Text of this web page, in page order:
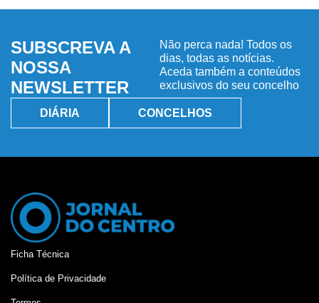
SUBSCREVA A
NOSSA
NEWSLETTER
Não perca nada! Todos os
dias, todas as notícias.
Aceda também a conteúdos
exclusivos do seu concelho
DIÁRIA CONCELHOS
Ficha Técnica
Política de Privacidade